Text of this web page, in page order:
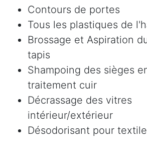
Contours de portes
Tous les plastiques de
Brossage et Aspiration
tapis
Shampoing des sièges
traitement cuir
Décrassage des vitres
intérieur/extérieur
Désodorisant pour